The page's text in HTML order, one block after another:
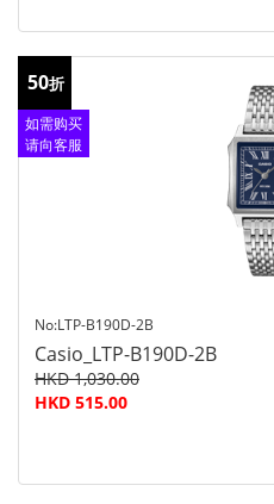
50折
如需购买
请向客服
No:LTP-B190D-2B
Casio_LTP-B190D-2B
HKD 1,030.00
HKD 515.00